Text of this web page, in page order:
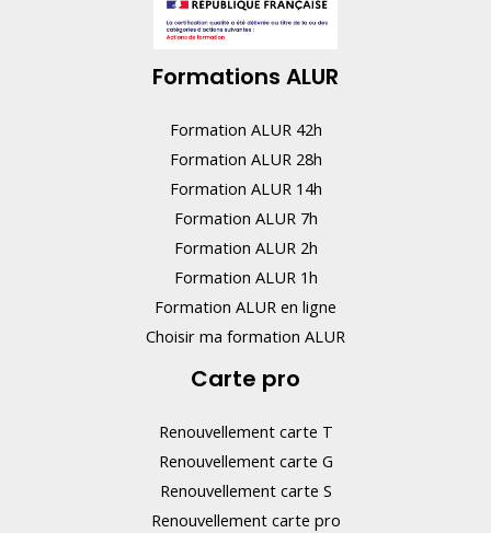
Formations ALUR
Formation ALUR 42h
Formation ALUR 28h
Formation ALUR 14h
Formation ALUR 7h
Formation ALUR 2h
Formation ALUR 1h
Formation ALUR en ligne
Choisir ma formation ALUR
Carte pro
Renouvellement carte T
Renouvellement carte G
Renouvellement carte S
Renouvellement carte pro